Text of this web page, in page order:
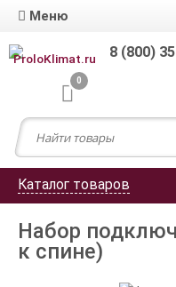
Меню
8 (800)
0
Каталог товаров
Набор
к спине)